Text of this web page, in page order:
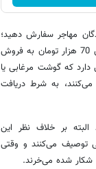
مهاجر سفارش دهید؛
رستوران‌هایی که غذاهای محلی می‌پزند، فسنجان با گوشت غاز وحشی را به قیمت هر پرس 70 هزار تومان به فروش
که گوشت مرغابی یا
به شرط دریافت
بر خلاف نظر این
توصیف می‌کنند و وقتی
شکار شده می‌خرند.